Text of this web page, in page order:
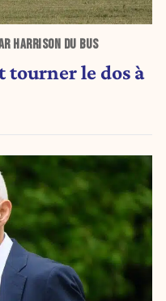
HARRISON DU BUS
tourner le dos à